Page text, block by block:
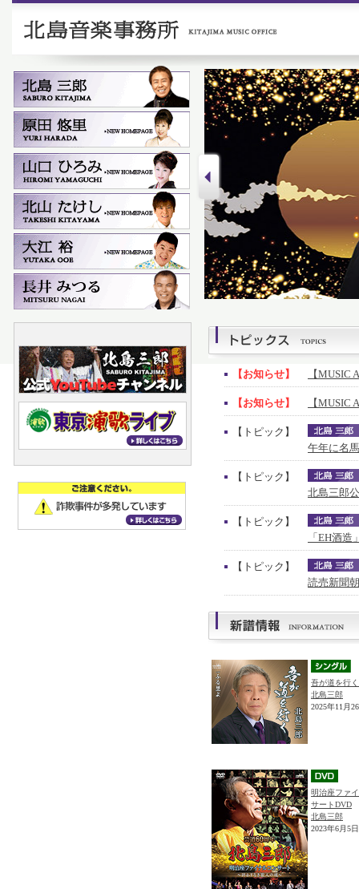
【お知らせ】 【MUSIC
【お知らせ】 【MUSIC
【トピック】
午年に名
【トピック】
北島三郎
【トピック】
「EH酒
【トピック】
読売新聞
吾が道を行く
北島三郎
2025年11月
明治座ファ
サートDVD
北島三郎
2023年6月5